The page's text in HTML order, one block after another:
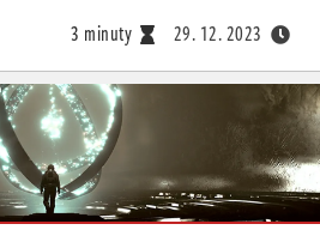
3 minuty 29. 12. 2023